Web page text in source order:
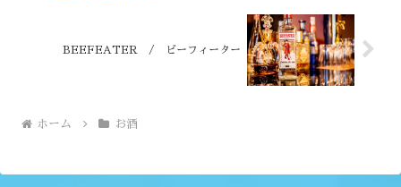
BEEFEATER / ビーフィーター
ホーム お酒